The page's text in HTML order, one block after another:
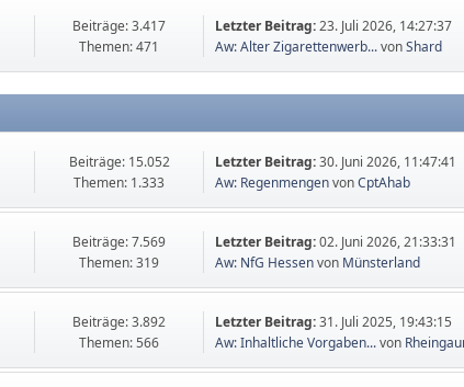
Beiträge: 3.417
Themen: 471
Letzter Beitrag:23. Juli 2026, 14:27:37
Aw: Alter Zigarettenwerb...vonShard
Beiträge: 15.052
Themen: 1.333
Letzter Beitrag:30. Juni 2026, 11:47:41
Aw: RegenmengenvonCptAhab
Beiträge: 7.569
Themen: 319
Letzter Beitrag:02. Juni 2026, 21:33:31
Aw: NfG Hessenvon Münsterland
Beiträge: 3.892
Themen: 566
Letzter Beitrag:31. Juli 2025, 19:43:15
Aw: Inhaltliche Vorgaben...von